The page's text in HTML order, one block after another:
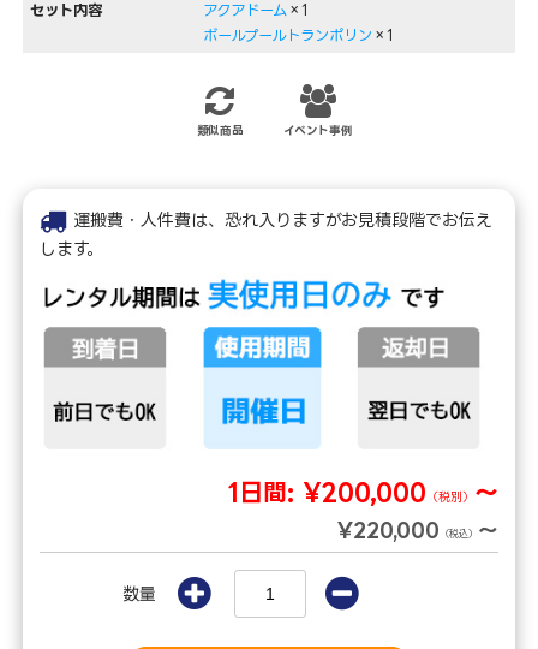
セット内容 アクアドーム ×1
ボールプールトランポリン ×1
類似商品 イベント事例
運搬費・人件費は、恐れ入りますがお見積段階でお伝え
します。
1日間: ¥200,000 （税別） ～
¥220,000 （税込） ～
数量